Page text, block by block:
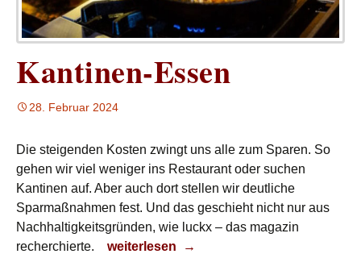
Kantinen-Essen
28. Februar 2024
Die steigenden Kosten zwingt uns alle zum Sparen. So
gehen wir viel weniger ins Restaurant oder suchen
Kantinen auf. Aber auch dort stellen wir deutliche
Sparmaßnahmen fest. Und das geschieht nicht nur aus
Nachhaltigkeitsgründen, wie luckx – das magazin
recherchierte.
Kantinen-Essen
weiterlesen →